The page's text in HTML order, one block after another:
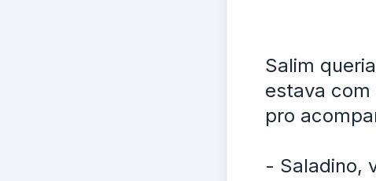
Salim
estava com
pro
- Saladino,